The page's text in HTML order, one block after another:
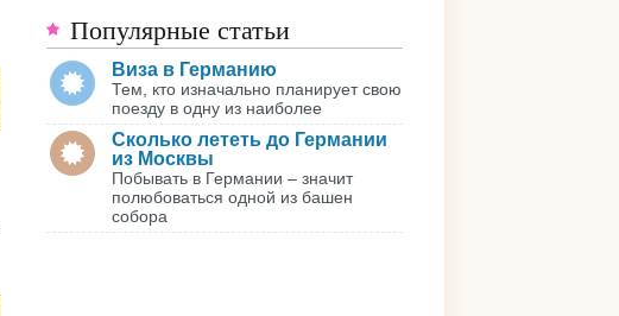
Популярные статьи
Виза в Германию
Тем, кто изначально планирует свою
поезду в одну из наиболее
Сколько лететь до Германии
из Москвы
Побывать в Германии – значит
полюбоваться одной из башен
собора